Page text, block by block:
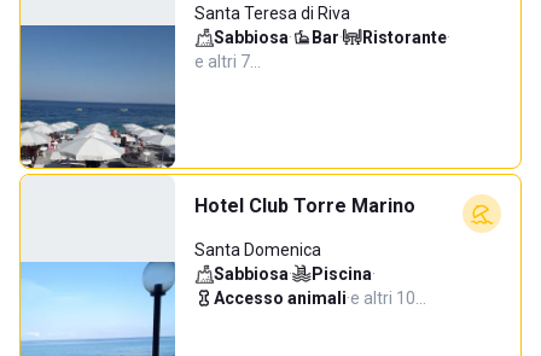
Santa Teresa di Riva
Sabbiosa· Bar· Ristorante·
e altri 7…
Hotel Club Torre Marino
Santa Domenica
Sabbiosa· Piscina·
Accesso animali·e altri 10…